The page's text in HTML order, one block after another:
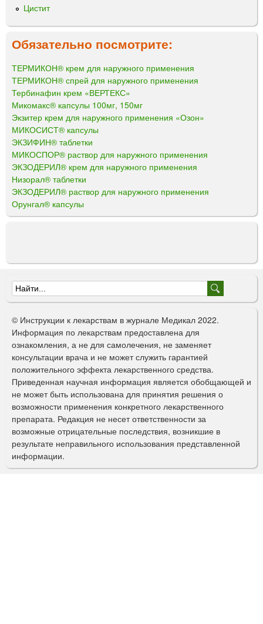
Цистит
Обязательно посмотрите:
ТЕРМИКОН® крем для наружного применения
ТЕРМИКОН® спрей для наружного применения
Тербинафин крем «ВЕРТЕКС»
Микомакс® капсулы 100мг, 150мг
Экзитер крем для наружного применения «Озон»
МИКОСИСТ® капсулы
ЭКЗИФИН® таблетки
МИКОСПОР® раствор для наружного применения
ЭКЗОДЕРИЛ® крем для наружного применения
Низорал® таблетки
ЭКЗОДЕРИЛ® раствор для наружного применения
Орунгал® капсулы
Ф
о
р
м
а
п
о
и
с
к
© Инструкции к лекарствам в журнале Медикал 2022.
Информация по лекарствам предоставлена для
ознакомления, а не для самолечения, не заменяет
консультации врача и не может служить гарантией
положительного эффекта лекарственного средства.
Приведенная научная информация является обобщающей и
не может быть использована для принятия решения о
возможности применения конкретного лекарственного
препарата. Редакция не несет ответственности за
возможные отрицательные последствия, возникшие в
результате неправильного использования представленной
информации.